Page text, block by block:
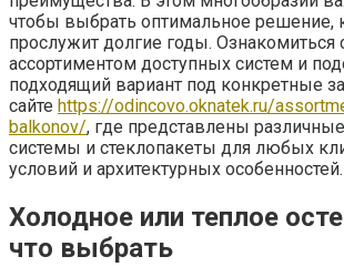
чтобы выбрать оптимальное решение,
прослужит долгие годы.
ассортиментом доступных систем и
подходящий вариант под конкретные
сайте https://odincovo.oknatek.ru/
balkonov/, где представлены
системы и стеклопакеты для любых
условий и архитектурных особенностей.
Холодное или теплое
что выбрать